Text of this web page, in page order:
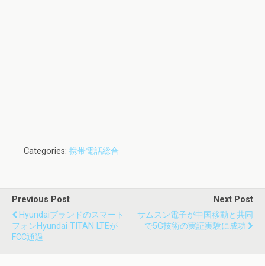
Categories: 携帯電話総合
Previous Post
Hyundaiブランドのスマート
フォンHyundai TITAN LTEが
FCC通過
Next Post
サムスン電子が中国移動と共同
で5G技術の実証実験に成功